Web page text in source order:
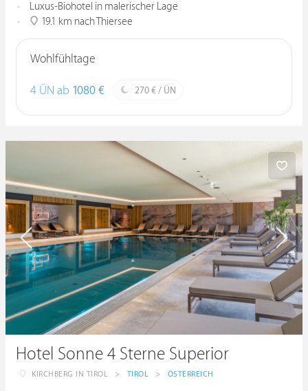
Luxus-Biohotel in malerischer Lage
19.1 km nach Thiersee
Wohlfühltage
4 ÜN ab 1080 € 270 € / ÜN
Hotel Sonne 4 Sterne Superior
KIRCHBERG IN TIROL > TIROL > ÖSTERREICH